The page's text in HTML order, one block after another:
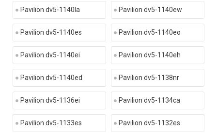
Pavilion dv5-1140la Pavilion dv5-1140ew
Pavilion dv5-1140es Pavilion dv5-1140eo
Pavilion dv5-1140ei Pavilion dv5-1140eh
Pavilion dv5-1140ed Pavilion dv5-1138nr
Pavilion dv5-1136ei Pavilion dv5-1134ca
Pavilion dv5-1133es Pavilion dv5-1132es